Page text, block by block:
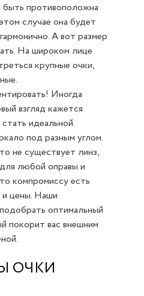
противоположна
случае она будет
А вот размер
На широком лице
крупные очки,
Иногда
взгляд кажется
идеальной.
под разным углом.
не существует линз,
любой оправы и
компромиссу есть
и цены. Наши
оптимальный
покорит вас внешним
ОЧКИ